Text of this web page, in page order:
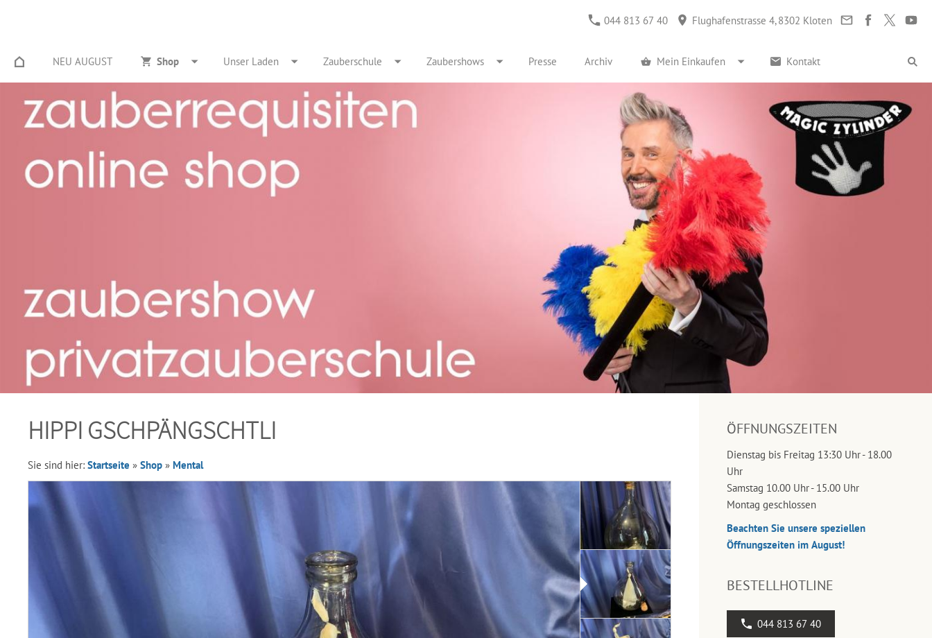
044 813 67 40 Flughafenstrasse 4, 8302 Kloten
NEU AUGUST Shop Unser Laden Zauberschule Zaubershows Presse Archiv Mein Einkaufen Kontakt
HIPPI GSCHPÄNGSCHTLI
Sie sind hier: Startseite » Shop » Mental
ÖFFNUNGSZEITEN
Dienstag bis Freitag 13:30 Uhr - 18.00
Uhr
Samstag 10.00 Uhr - 15.00 Uhr
Montag geschlossen
Beachten Sie unsere speziellen
Öffnungszeiten im August!
BESTELLHOTLINE
044 813 67 40